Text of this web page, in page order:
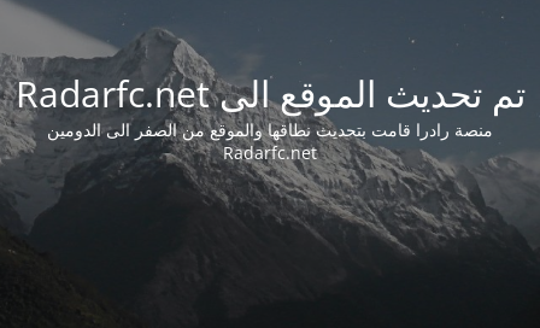
تم تحديث الموقع الى Radarfc.net
منصة رادرا قامت بتحديث نطاقها والموقع من الصفر الى الدومين
Radarfc.net